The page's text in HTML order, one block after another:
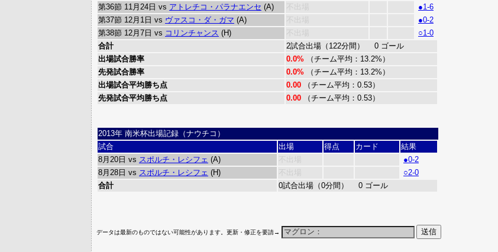
第36節 11月24日 vs アトレチコ・パラナエンセ (A) 不出場
●1-6
第37節 12月1日 vs ヴァスコ・ダ・ガマ (A) 不出場
●0-2
第38節 12月7日 vs コリンチャンス (H) 不出場
○1-0
合計
2試合出場（122分間） 0 ゴール
出場試合勝率
0.0% （チーム平均：13.2%）
先発試合勝率
0.0% （チーム平均：13.2%）
出場試合平均勝ち点
0.00 （チーム平均：0.53）
先発試合平均勝ち点
0.00 （チーム平均：0.53）
2013年 南米杯出場記録（ナウチコ）
試合
出場 得点 カード
結果
8月20日 vs スポルチ・レシフェ (A) 不出場
●0-2
8月28日 vs スポルチ・レシフェ (H) 不出場
○2-0
合計
0試合出場（0分間） 0 ゴール
データは最新のものではない可能性があります。更新・修正を要請→